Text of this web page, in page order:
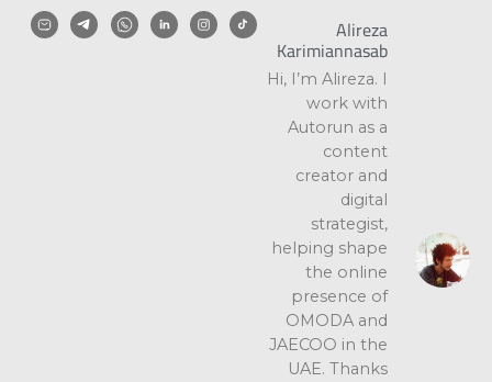
Alireza
Karimiannasab
Hi, I’m Alireza. I
work with
Autorun as a
content
creator and
digital
strategist,
helping shape
the online
presence of
OMODA and
JAECOO in the
UAE. Thanks